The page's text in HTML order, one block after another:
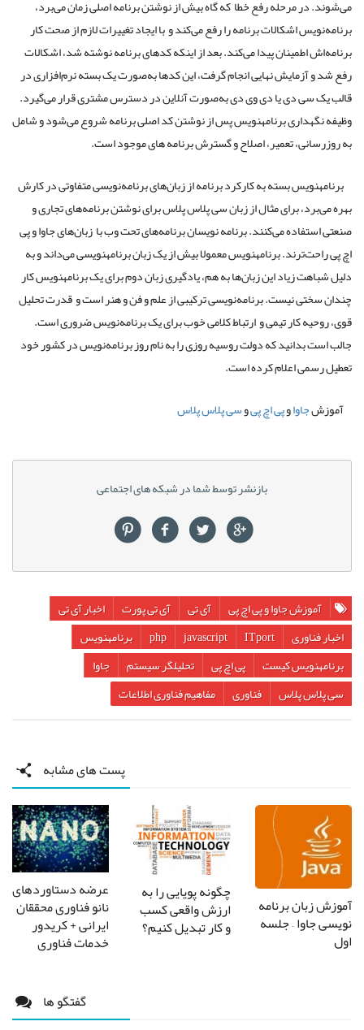
می‌شوند. در مرحله رفع خطا که گاه بیش از نوشتن برنامه اصلی زمان می‌برد،
برنامه‌نویس اشکالات برنامه را رفع می‌کند و با ایجاد تغییرات لازم از صحت کار
برنامه‌اش اطمینان پیدا می‌کند. بعد از اینکه کدهای برنامه نوشته شد، اشکالات
رفع شد و آزمایش نهایی انجام گرفت، این کدها به‌صورت یک بسته نرم‌افزاری در
قالب یک سی دی یا دی وی دی به‌صورت آنلاین در دسترس مشتری قرار می‌گیرد.
وظیفه نگهداری برنامه​نویس پس از نوشتن کد اصلی برنامه شروع می‌شود و شامل
به روزرسانی، تعمیر، اصلاح و گسترش برنامه های موجود است.
برنامه​نویس بسته به کارکرد برنامه از زبان‌های برنامه‌نویسی متفاوتی در کارش
بهره می‌برد، برای مثال از زبان سی پلاس پلاس برای نوشتن برنامه‌های تجاری و
صنعتی استفاده می‌کنند. برنامه نویسان برنامه‌های تحت وب با زبان‌های جاوا و پی
اچ پی راحت‌ترند. برنامه​نویس معمولا بیش از یک زبان برنامه​نویسی می‌داند و به
دلیل شباهت زیاد این زبان‌ها به هم، یادگیری زبان دوم برای یک برنامه​نویس کار
چندان سختی نیست. برنامه‌نویسی ترکیبی از علم و فن و هنر است و قدرت تحلیل
قوی، روحیه کار تیمی و ارتباط کلامی خوب برای یک برنامه‌نویس ضروری است.
جالب است بدانید که دولت روسیه روزی را به نام روز برنامه‌نویس در کشور خود
تعطیل رسمی اعلام کرده است.
آموزشجاواوپی اچ پیوسی پلاس پلاس
بازنشر توسط شما در شبکه های اجتماعی
آموزش جاوا و پی اچ پی آی تی آی تی پورت
اخبار آی تی
اخبار فناوری
ITport
javascript
php
برنامه​نویس
برنامه​نویس كيست
پی اچ پی تحلیلگر سیستم
جاوا
سی پلاس پلاس
فناوری مفاهيم فناوری اطلاعات
پست های مشابه
آموزش زبان برنامه
نویسی جاوا – جلسه
اول
چگونه پویایی را به
ارزش واقعی کسب
و کار تبدیل کنیم؟
عرضه دستاوردهای
نانو فناوری محققان
ایرانی + کریدور
خدمات فناوری
گفتگو ها